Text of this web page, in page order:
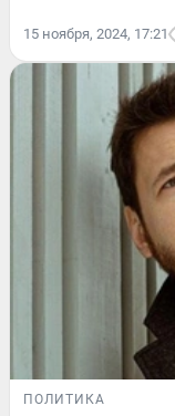
15 ноября, 2024, 17:21
ПОЛИТИКА